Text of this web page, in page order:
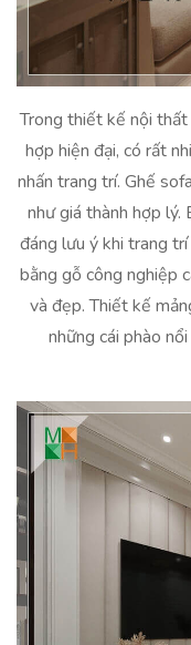
Trong thiết kế nội
hợp hiện đại, có rất
nhấn trang trí. Ghế
như giá thành hợp lý.
đáng lưu ý khi trang
bằng gỗ công nghiệp
và đẹp. Thiết kế
những cái phào